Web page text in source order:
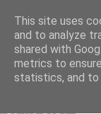
Moje
This site uses
and to analyze
shared with
metrics to
statistics, and to